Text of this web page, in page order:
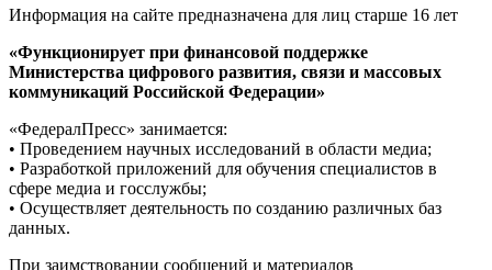
Информация на сайте предназначена для лиц старше 16 лет
«Функционирует при финансовой поддержке
Министерства цифрового развития, связи и массовых
коммуникаций Российской Федерации»
«ФедералПресс» занимается:
• Проведением научных исследований в области медиа;
• Разработкой приложений для обучения специалистов в
сфере медиа и госслужбы;
• Осуществляет деятельность по созданию различных баз
данных.
При заимствовании сообщений и материалов